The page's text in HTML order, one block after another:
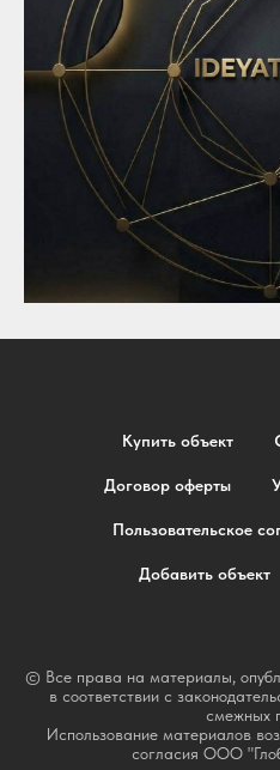
Купить объект
Договор оферты
Пользовательское
Добавить объект
© Все права на материалы,
в соответствии с
смежных
Использование материалов
согласия ООО